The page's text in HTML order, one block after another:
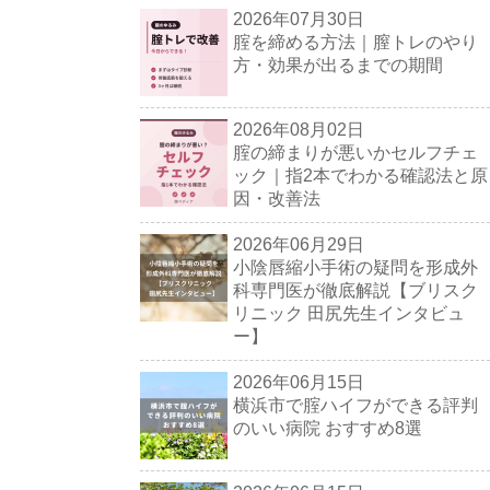
2026年07月30日
腟を締める方法｜膣トレのやり
方・効果が出るまでの期間
2026年08月02日
腟の締まりが悪いかセルフチェ
ック｜指2本でわかる確認法と原
因・改善法
2026年06月29日
小陰唇縮小手術の疑問を形成外
科専門医が徹底解説【ブリスク
リニック 田尻先生インタビュ
ー】
2026年06月15日
横浜市で腟ハイフができる評判
のいい病院 おすすめ8選